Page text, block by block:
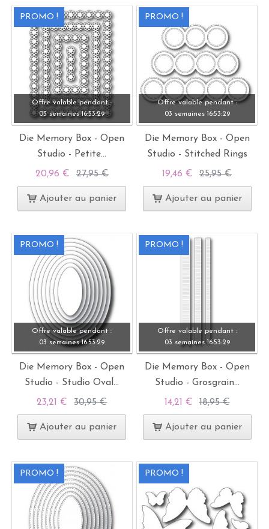
PROMO !
Offre valable pendant :
03 semaines 16:53:28
Die Memory Box - Open
Studio - Petite...
20,96 € 27,95 €
Ajouter au panier
PROMO !
Offre valable pendant :
03 semaines
16:53:28
Die Memory Box - Open
Studio - Stitched Rings
19,46 € 25,95 €
Ajouter au panier
PROMO !
Offre valable pendant :
03 semaines 16:53:28
Die Memory Box - Open
Studio - Studio Oval...
23,21 € 30,95 €
Ajouter au panier
PROMO !
Offre valable pendant :
03 semaines 16:53:28
Die Memory Box - Open
Studio - Grosgrain...
14,21 € 18,95 €
Ajouter au panier
PROMO ! PROMO !